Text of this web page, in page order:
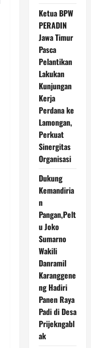
Ketua BPW
PERADIN
Jawa Timur
Pasca
Pelantikan
Lakukan
Kunjungan
Kerja
Perdana ke
Lamongan,
Perkuat
Sinergitas
Organisasi
Dukung
Kemandiria
n
Pangan,Pelt
u Joko
Sumarno
Wakili
Danramil
Karanggene
ng Hadiri
Panen Raya
Padi di Desa
Prijekngabl
ak